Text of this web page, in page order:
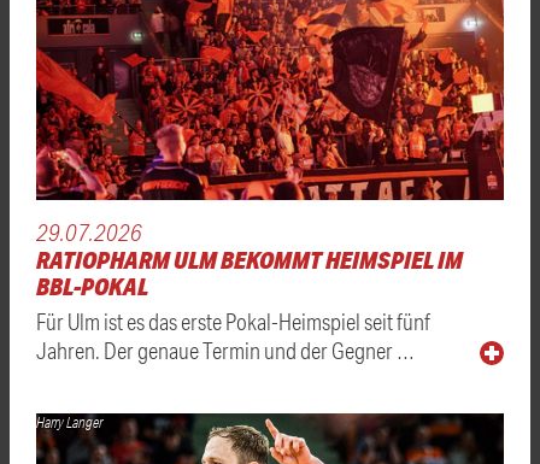
29.07.2026
RATIOPHARM ULM BEKOMMT HEIMSPIEL IM
BBL-POKAL
Für Ulm ist es das erste Pokal-Heimspiel seit fünf
Jahren. Der genaue Termin und der Gegner …
Harry Langer